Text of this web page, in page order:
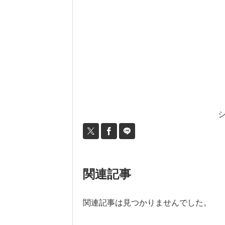
関連記事
関連記事は見つかりませんでした。